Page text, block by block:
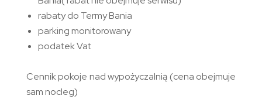
rabaty do Termy Bania
parking monitorowany
podatek Vat
Cennik pokoje nad wypożyczalnią (cena obejmuje
sam nocleg)